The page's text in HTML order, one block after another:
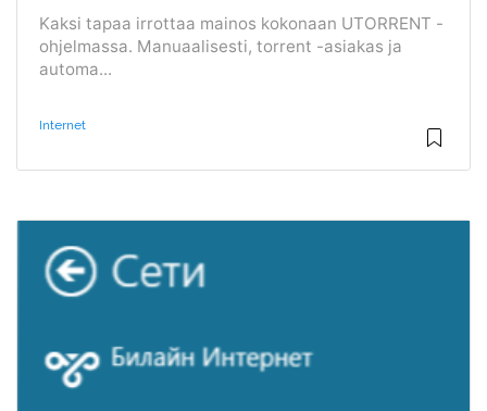
Kaksi tapaa irrottaa mainos kokonaan UTORRENT -
ohjelmassa. Manuaalisesti, torrent -asiakas ja
automa...
Internet